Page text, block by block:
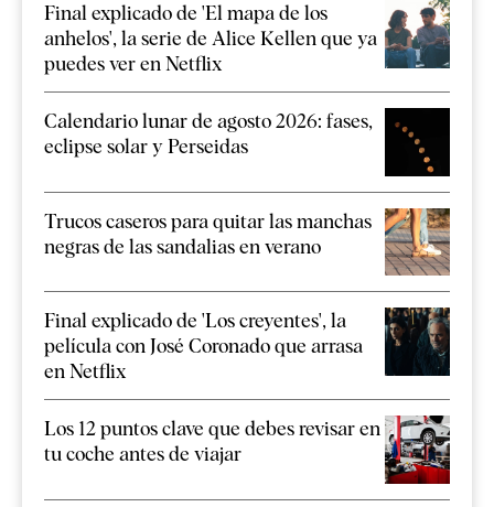
Final explicado de 'El mapa de los
anhelos', la serie de Alice Kellen que ya
puedes ver en Netflix
Calendario lunar de agosto 2026: fases,
eclipse solar y Perseidas
Trucos caseros para quitar las manchas
negras de las sandalias en verano
Final explicado de 'Los creyentes', la
película con José Coronado que arrasa
en Netflix
Los 12 puntos clave que debes revisar en
tu coche antes de viajar